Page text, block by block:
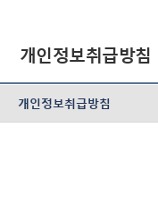
개인정보취급방침
개인정보취급방침